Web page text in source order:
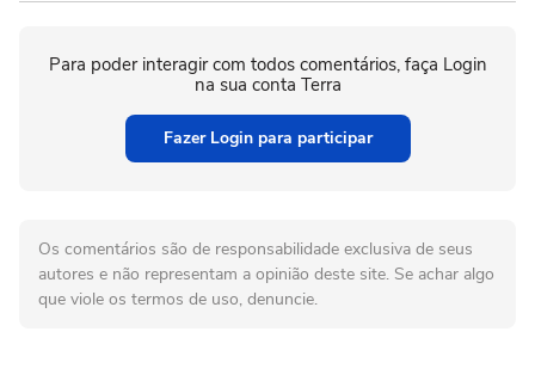
Para poder interagir com todos comentários, faça Login
na sua conta Terra
Fazer Login para participar
Os comentários são de responsabilidade exclusiva de seus
autores e não representam a opinião deste site. Se achar algo
que viole os termos de uso, denuncie.